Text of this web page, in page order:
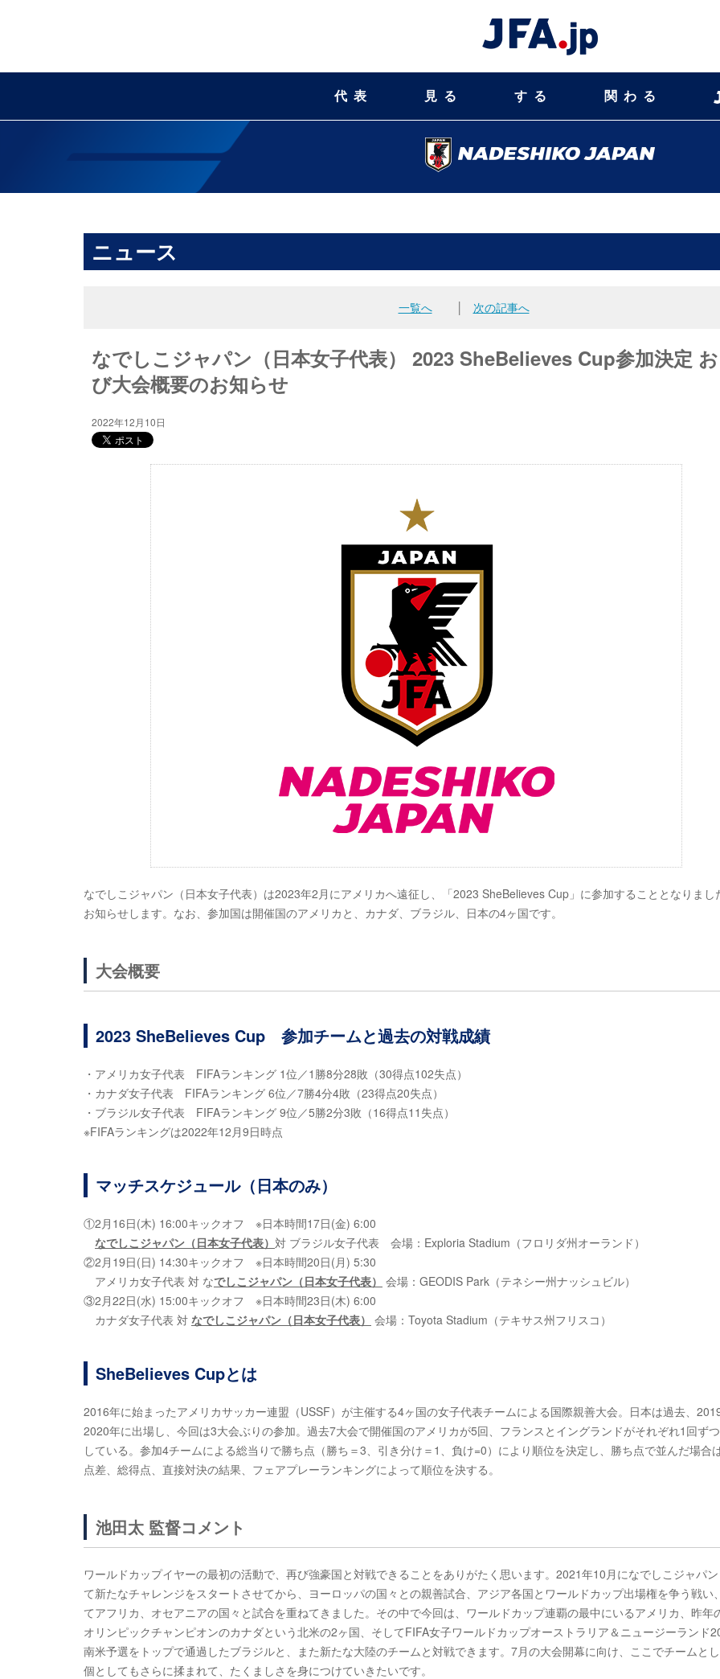
代表 見る する 関わる
ニュース
一覧へ 次の記事へ
なでしこジャパン（日本女子代表） 2023 SheBelieves Cup参加決定
び大会概要のお知らせ
2022年12月10日
なでしこジャパン（日本女子代表）は2023年2月にアメリカへ遠征し、「2023 SheBelieves Cup」に参加することとなりまし
お知らせします。なお、参加国は開催国のアメリカと、カナダ、ブラジル、日本の4ヶ国です。
大会概要
2023 SheBelieves Cup 参加チームと過去の対戦成績
・アメリカ女子代表 FIFAランキング 1位／1勝8分28敗（30得点102失点）
・カナダ女子代表 FIFAランキング 6位／7勝4分4敗（23得点20失点）
・ブラジル女子代表 FIFAランキング 9位／5勝2分3敗（16得点11失点）
※FIFAランキングは2022年12月9日時点
マッチスケジュール（日本のみ）
①2月16日(木) 16:00キックオフ ※日本時間17日(金) 6:00
なでしこジャパン（日本女子代表） 対 ブラジル女子代表 会場：Exploria Stadium（フロリダ州オーランド）
②2月19日(日) 14:30キックオフ ※日本時間20日(月) 5:30
アメリカ女子代表 対 なでしこジャパン（日本女子代表） 会場：GEODIS Park（テネシー州ナッシュビル）
③2月22日(水) 15:00キックオフ ※日本時間23日(木) 6:00
カナダ女子代表 対 なでしこジャパン（日本女子代表） 会場：Toyota Stadium（テキサス州フリスコ）
SheBelieves Cupとは
2016年に始まったアメリカサッカー連盟（USSF）が主催する4ヶ国の女子代表チームによる国際親善大会。日本は過去、
2020年に出場し、今回は3大会ぶりの参加。過去7大会で開催国のアメリカが5回、フランスとイングランドがそれぞれ1回ず
している。参加4チームによる総当りで勝ち点（勝ち＝3、引き分け＝1、負け=0）により順位を決定し、勝ち点で並んだ場合
点差、総得点、直接対決の結果、フェアプレーランキングによって順位を決する。
池田太 監督コメント
ワールドカップイヤーの最初の活動で、再び強豪国と対戦できることをありがたく思います。2021年10月になでしこジャパ
て新たなチャレンジをスタートさせてから、ヨーロッパの国々との親善試合、アジア各国とワールドカップ出場権を争う戦い
てアフリカ、オセアニアの国々と試合を重ねてきました。その中で今回は、ワールドカップ連覇の最中にいるアメリカ、昨年
オリンピックチャンピオンのカナダという北米の2ヶ国、そしてFIFA女子ワールドカップオーストラリア＆ニュージーランド
南米予選をトップで通過したブラジルと、また新たな大陸のチームと対戦できます。7月の大会開幕に向け、ここでチームと
個としてもさらに揉まれて、たくましさを身につけていきたいです。